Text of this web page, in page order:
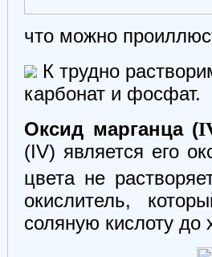
что можно
К трудно
карбонат и фосфат.
Оксид марганца (
(IV) является его
цвета не
окислитель,
соляную кислоту до